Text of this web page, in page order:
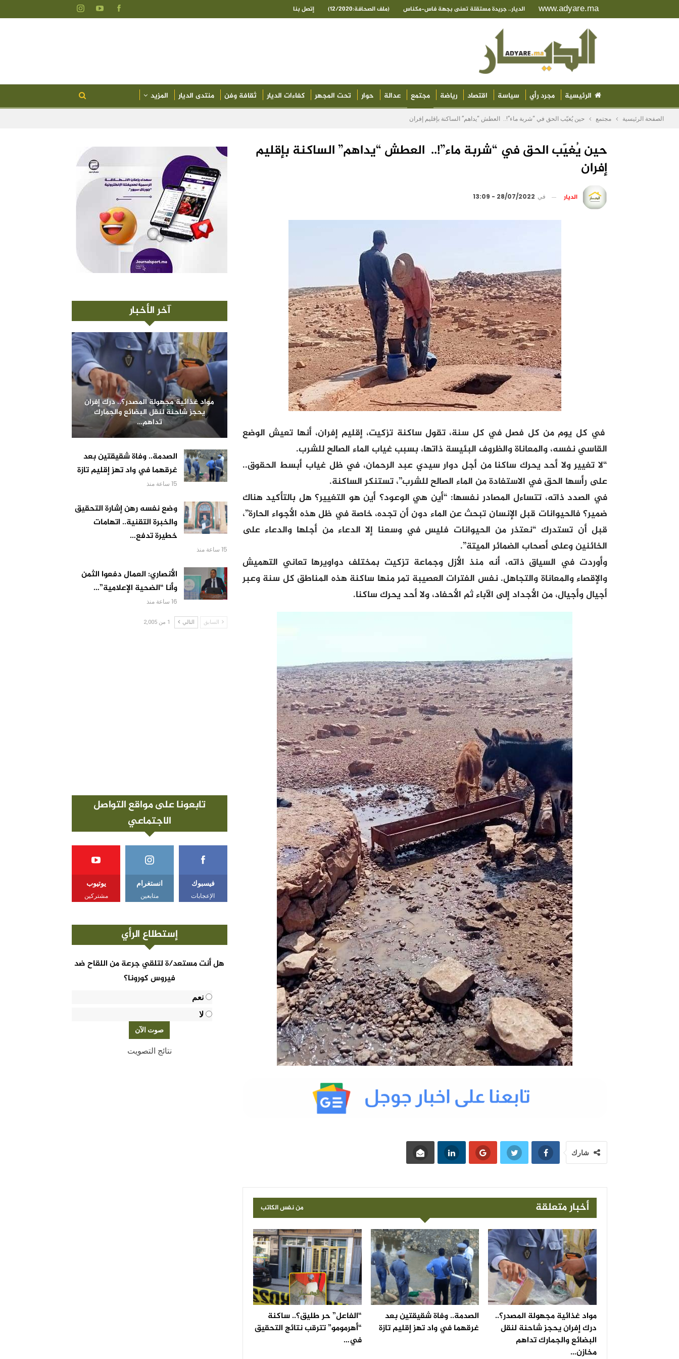
www.adyare.ma الديار.. جريدة مستقلة تعنى بجهة فاس-مكناس (ملف الصحافة:12/2020) إتصل بنا
الرئيسية مجرد رأي سياسة اقتصاد رياضة مجتمع عدالة حوار تحت المجهر كفاءات الديار ثقافة وفن منتدى الديار المزيد
الصفحة الرئيسية مجتمع حين يُغيّب الحق في “شربة ماء”!.. العطش “يداهم” الساكنة بإقليم إفران
حين يُغيّب الحق في “شربة ماء”!.. العطش “يداهم” الساكنة بإقليم
إفران
الديار في 28/07/2022 - 13:09
في كل يوم من كل فصل في كل سنة، تقول ساكنة تزكيت، إقليم إفران، أنها تعيش الوضع
القاسي نفسه، والمعاناة والظروف البئيسة ذاتها، بسبب غياب الماء الصالح للشرب.
“لا تغيير ولا أحد يحرك ساكنا من أجل دوار سيدي عبد الرحمان، في ظل غياب أبسط الحقوق..
على رأسها الحق في الاستفادة من الماء الصالح للشرب”، تستنكر الساكنة.
في الصدد ذاته، تتساءل المصادر نفسها: “أين هي الوعود؟ أين هو التغيير؟ هل بالتأكيد هناك
ضمير؟ فالحيوانات قبل الإنسان تبحث عن الماء دون أن تجده، خاصة في ظل هذه الأجواء الحارة”،
قبل أن تستدرك “نعتذر من الحيوانات فليس في وسعنا إلا الدعاء من أجلها والدعاء على
الخائنين وعلى أصحاب الضمائر الميتة”.
وأوردت في السياق ذاته، أنه منذ الأزل وجماعة تزكيت بمختلف دواويرها تعاني التهميش
والإقصاء والمعاناة والتجاهل. نفس الفترات العصيبة تمر منها ساكنة هذه المناطق كل سنة وعبر
أجيال وأجيال، من الأجداد إلى الآباء ثم الأحفاد، ولا أحد يحرك ساكنا.
شارك
أخبار متعلقة من نفس الكاتب
مواد غذائية مجهولة المصدر؟..
درك إفران يحجز شاحنة لنقل
البضائع والجمارك تداهم
مخازن…
الصدمة.. وفاة شقيقتين بعد
غرقهما في واد تهز إقليم تازة
“الفاعل” حر طليق؟.. ساكنة
“أهرمومو” تترقب نتائج التحقيق
في…
آخر الأخبار
مواد غذائية مجهولة المصدر؟.. درك إفران
يحجز شاحنة لنقل البضائع والجمارك
تداهم…
الصدمة.. وفاة شقيقتين بعد
غرقهما في واد تهز إقليم تازة
15 ساعة منذ
وضع نفسه رهن إشارة التحقيق
والخبرة التقنية.. اتهامات
خطيرة تدفع…
15 ساعة منذ
الأنصاري: العمال دفعوا الثمن
وأنا “الضحية الإعلامية”…
16 ساعة منذ
السابق التالي 1 من 2,005
تابعونا على مواقع التواصل
الاجتماعي
فيسبوك
الإعجابات
انستغرام
متابعين
يوتيوب
مشتركين
إستطلاع الرأي
هل أنت مستعد/ة لتلقي جرعة من اللقاح ضد
فيروس كورونا؟
نعم
لا
نتائج التصويت